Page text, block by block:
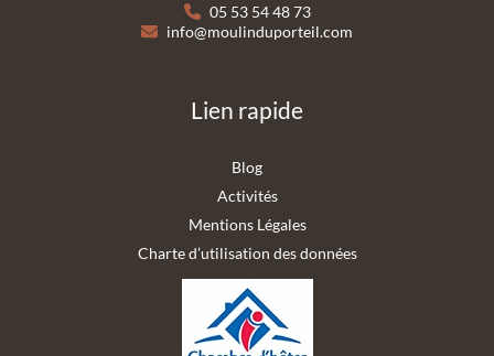
05 53 54 48 73
info@moulinduporteil.com
Lien rapide
Blog
Activités
Mentions Légales
Charte d’utilisation des données